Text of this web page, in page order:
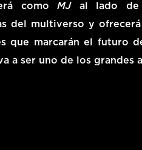
comoMJal lado de
del multiverso y
que marcarán el futuro
a ser uno de los grandes